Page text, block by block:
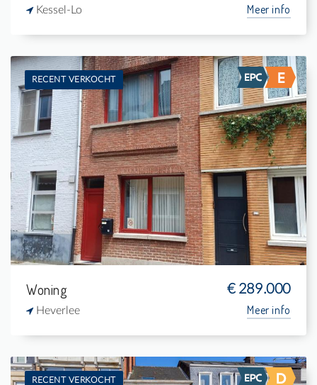
Kessel-Lo Meer info
RECENT VERKOCHT
Te koop: Woning
1
130 m²
1
-
Woning € 289.000
Heverlee Meer info
RECENT VERKOCHT